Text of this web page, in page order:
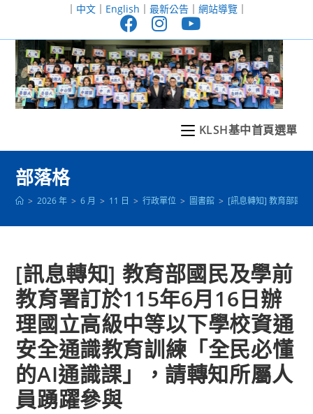
至
｜ 中文｜ English ｜ 最新公告｜ 網站導覽｜
KLSH基中首頁選單
部落格
> 2026 年 > 6 月 > 11 日 > 行政單位 > 圖書館 > [訊息轉知] 教育部國
[訊息轉知] 教育部國民及學前
教育署訂於115年6月16日辦
理國立高級中等以下學校資通
安全通識教育訓練「全民必懂
的AI通識課」，請轉知所屬人
員踴躍參與